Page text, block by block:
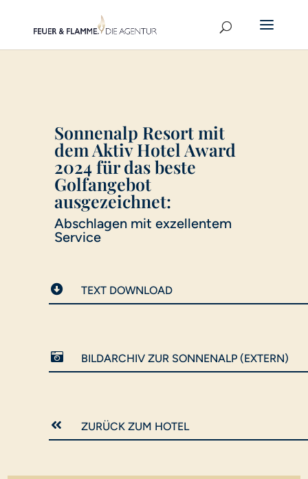
Sonnenalp Resort mit
dem Aktiv Hotel Award
2024 für das beste
Golfangebot
ausgezeichnet:
Abschlagen mit exzellentem
Service
 TEXT DOWNLOAD
 BILDARCHIV ZUR SONNENALP (EXTERN)
 ZURÜCK ZUM HOTEL